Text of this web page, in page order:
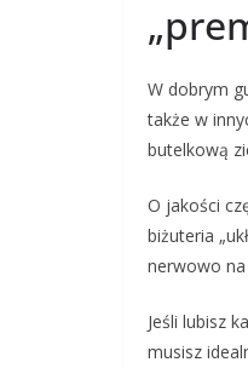
W dobrym
także w
butelkową
O jakości
biżuteria
nerwowo
Jeśli lubisz
musisz